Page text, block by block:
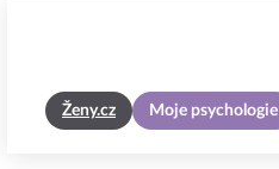
Ženy.cz Moje psychologie